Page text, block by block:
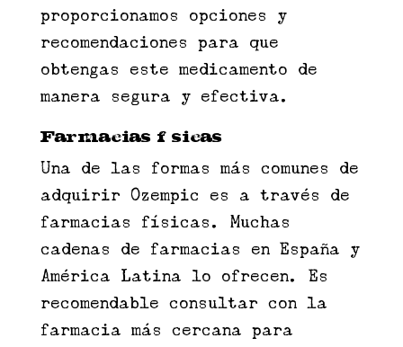
proporcionamos opciones y
recomendaciones para que
obtengas este medicamento de
manera segura y efectiva.
Farmacias físicas
Una de las formas más comunes de
adquirir Ozempic es a través de
farmacias físicas. Muchas
cadenas de farmacias en España y
América Latina lo ofrecen. Es
recomendable consultar con la
farmacia más cercana para